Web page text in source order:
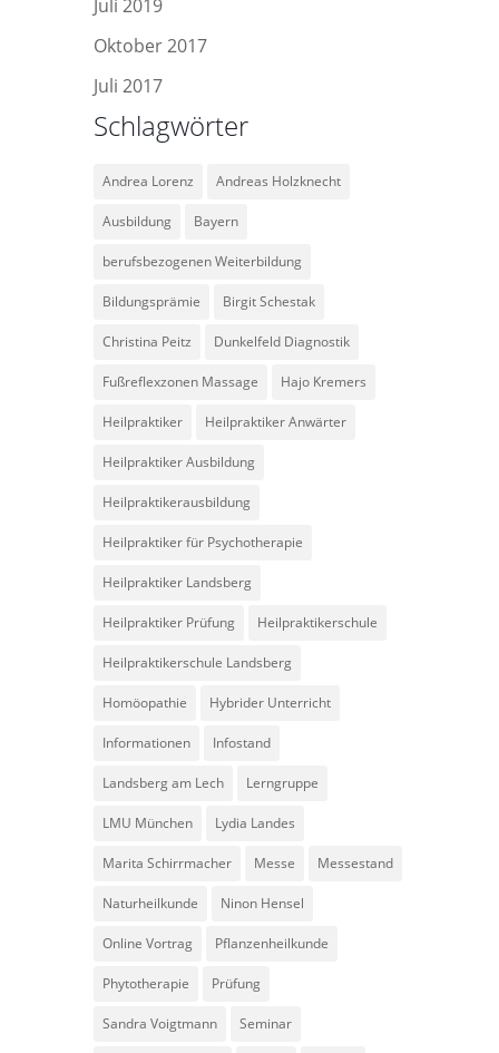
Juli 2019
Oktober 2017
Juli 2017
Schlagwörter
Andrea Lorenz Andreas Holzknecht
Ausbildung Bayern
berufsbezogenen Weiterbildung
Bildungsprämie Birgit Schestak
Christina Peitz Dunkelfeld Diagnostik
Fußreflexzonen Massage Hajo Kremers
Heilpraktiker Heilpraktiker Anwärter
Heilpraktiker Ausbildung
Heilpraktikerausbildung
Heilpraktiker für Psychotherapie
Heilpraktiker Landsberg
Heilpraktiker Prüfung Heilpraktikerschule
Heilpraktikerschule Landsberg
Homöopathie Hybrider Unterricht
Informationen Infostand
Landsberg am Lech Lerngruppe
LMU München Lydia Landes
Marita Schirrmacher Messe Messestand
Naturheilkunde Ninon Hensel
Online Vortrag Pflanzenheilkunde
Phytotherapie Prüfung
Sandra Voigtmann Seminar